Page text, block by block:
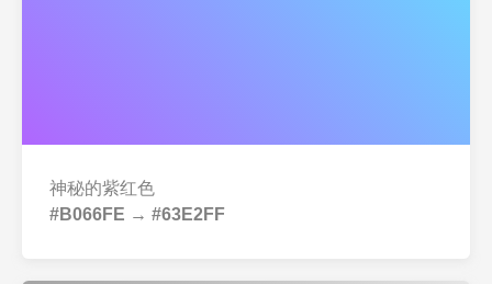
神秘的紫红色
#B066FE → #63E2FF